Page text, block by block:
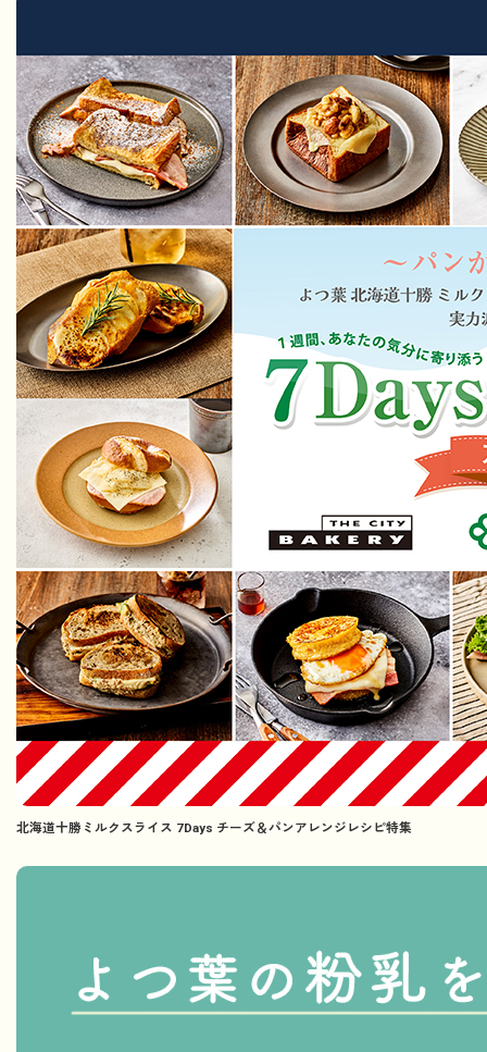
北海道十勝ミルクスライス 7Days チーズ＆パンアレンジレシピ特集